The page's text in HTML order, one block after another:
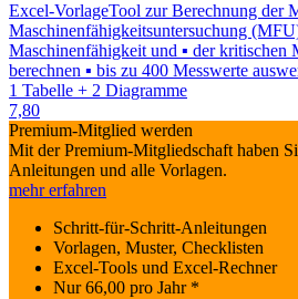
Excel-VorlageTool zur Berechnung der
Maschinenfähigkeitsuntersuchung
Maschinenfähigkeit und ▪ der kritischen
berechnen ▪ bis zu 400 Messwerte
1 Tabelle + 2 Diagramme
7,80
Premium-Mitglied werden
Mit der Premium-Mitgliedschaft haben
Anleitungen und alle Vorlagen.
mehr erfahren
Schritt-für-Schritt-Anleitungen
Vorlagen, Muster, Checklisten
Excel-Tools und Excel-Rechner
Nur66,00 pro Jahr *